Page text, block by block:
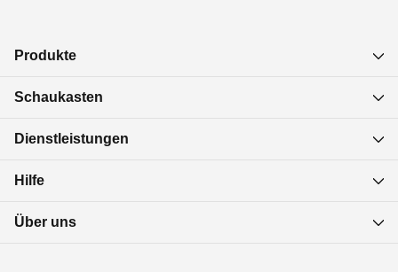
Produkte
Schaukasten
Dienstleistungen
Hilfe
Über uns